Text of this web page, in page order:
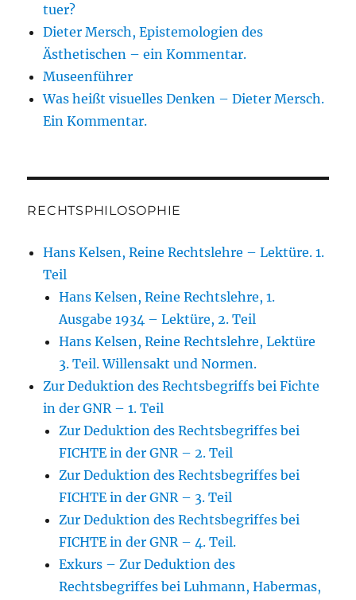
tuer?
Dieter Mersch, Epistemologien des
Ästhetischen – ein Kommentar.
Museenführer
Was heißt visuelles Denken – Dieter Mersch.
Ein Kommentar.
RECHTSPHILOSOPHIE
Hans Kelsen, Reine Rechtslehre – Lektüre. 1.
Teil
Hans Kelsen, Reine Rechtslehre, 1.
Ausgabe 1934 – Lektüre, 2. Teil
Hans Kelsen, Reine Rechtslehre, Lektüre
3. Teil. Willensakt und Normen.
Zur Deduktion des Rechtsbegriffs bei Fichte
in der GNR – 1. Teil
Zur Deduktion des Rechtsbegriffes bei
FICHTE in der GNR – 2. Teil
Zur Deduktion des Rechtsbegriffes bei
FICHTE in der GNR – 3. Teil
Zur Deduktion des Rechtsbegriffes bei
FICHTE in der GNR – 4. Teil.
Exkurs – Zur Deduktion des
Rechtsbegriffes bei Luhmann, Habermas,